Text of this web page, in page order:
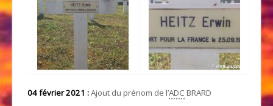
04 février 2021 :Ajout du prénom de l’ADC BRARD